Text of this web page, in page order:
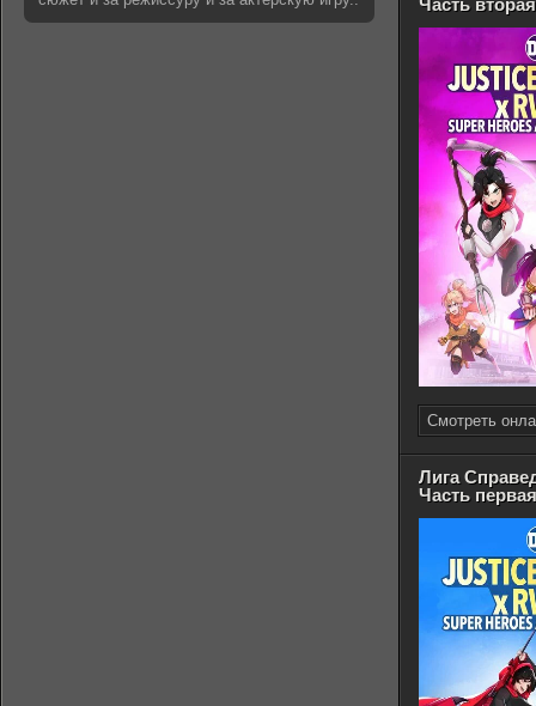
Часть вторая
Смотреть
Лига
Часть первая